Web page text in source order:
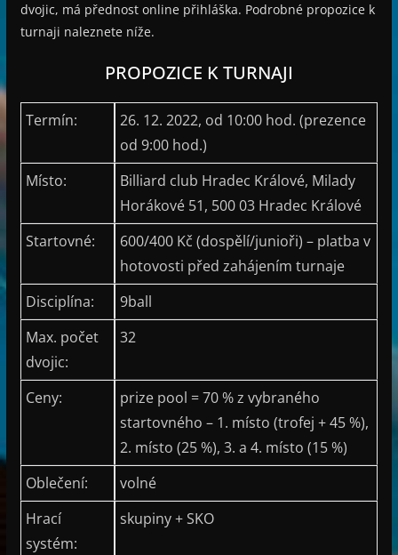
dvojic, má přednost online přihláška. Podrobné propozice k
turnaji naleznete níže.
PROPOZICE K TURNAJI
Termín:
26. 12. 2022, od 10:00 hod. (prezence
od 9:00 hod.)
Místo:
Billiard club Hradec Králové, Milady
Horákové 51, 500 03 Hradec Králové
Startovné:
600/400 Kč (dospělí/junioři) – platba v
hotovosti před zahájením turnaje
Disciplína:
9ball
Max. počet
dvojic:
32
Ceny:
prize pool = 70 % z vybraného
startovného – 1. místo (trofej + 45 %),
2. místo (25 %), 3. a 4. místo (15 %)
Oblečení:
volné
Hrací
systém:
skupiny + SKO